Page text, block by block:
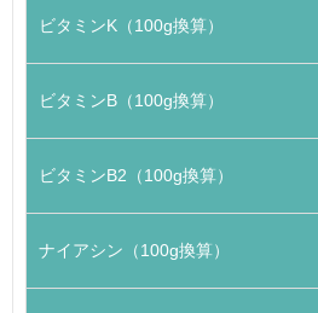
ビタミンK（100g換算）
ビタミンB（100g換算）
ビタミンB2（100g換算）
ナイアシン（100g換算）